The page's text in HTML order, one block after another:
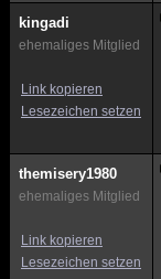
kingadi
ehemaliges Mitglied
Link kopieren
Lesezeichen setzen
themisery1980
ehemaliges Mitglied
Link kopieren
Lesezeichen setzen